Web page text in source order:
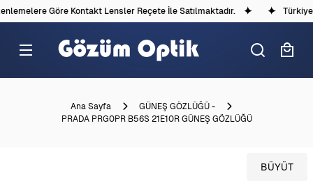
Göre Kontakt Lensler Reçete İle Satılmaktadır.
Ana Sayfa
GÜNEŞ GÖZLÜĞÜ -
PRADA PRG0PR B56S 21E10R GÜNEŞ GÖZLÜĞÜ
BÜYÜT